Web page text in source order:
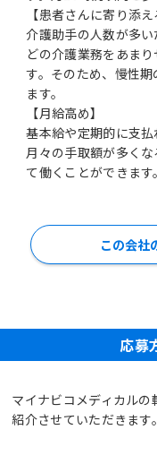
【患者さんに寄り添え
介護助手の人数が多
どの介護業務をあま
す。そのため、慢性
ます。
【月給高め】
基本給や定期的に支払
月々の手取額が多く
て働くことができます。
この会社
応募
マイナビコメディカル
紹介させていただきます。